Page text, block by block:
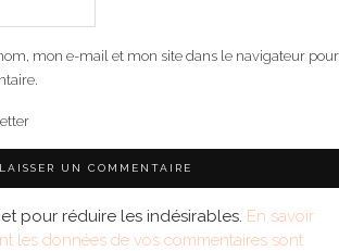
mon e-mail et mon site dans le navigateur pour
pour réduire les indésirables. En savoir
les données de vos commentaires sont